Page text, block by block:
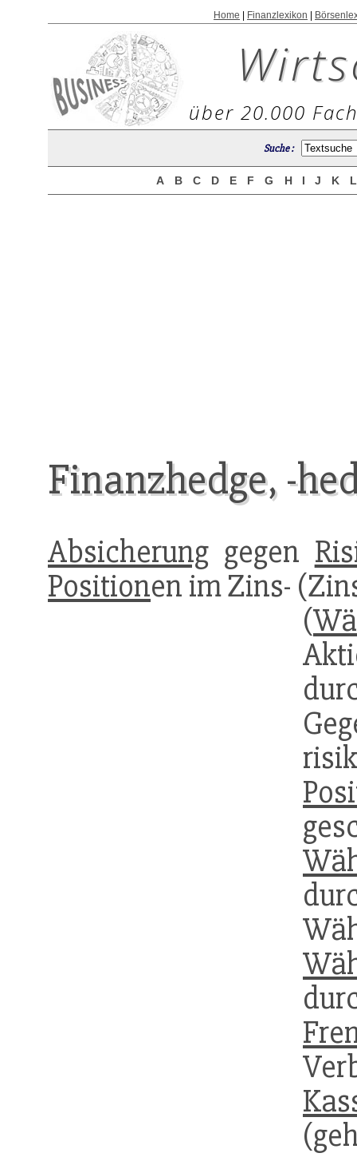
Home Finanzlexikon
über 20.000
Suche :
A B C D E F G H I J K
Finanzhedge, -
Absicherung gegen
Positionen im Zins-
(